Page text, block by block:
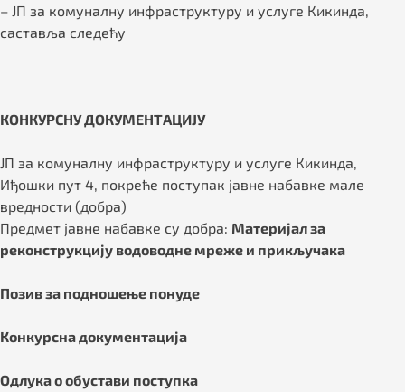
– ЈП за комуналну инфраструктуру и услуге Кикинда,
саставља следећу
КОНКУРСНУ ДОКУМЕНТАЦИЈУ
ЈП за комуналну инфраструктуру и услуге Кикинда,
Иђошки пут 4, покреће поступак јавне набавке мале
вредности (добра)
Предмет јавне набавке су добра: Материјал за
реконструкцију водоводне мреже и прикључака
Позив за подношење понуде
Конкурсна документација
Одлука о обустави поступка